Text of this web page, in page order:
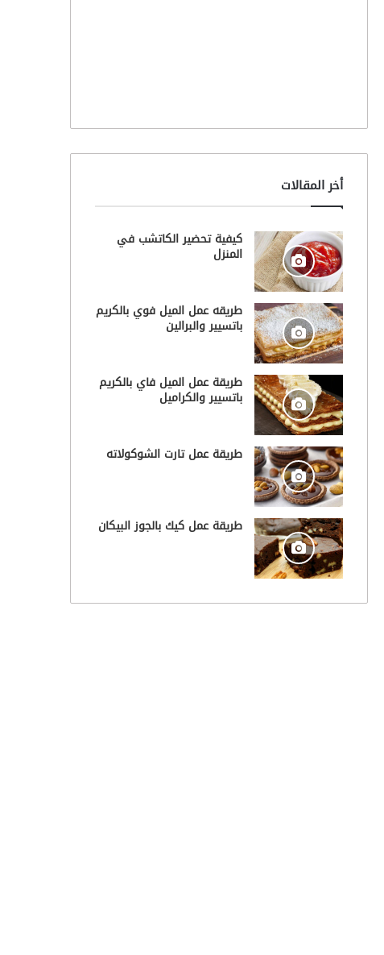
أخر المقالات
كيفية تحضير الكاتشب في
المنزل
طريقه عمل الميل فوي بالكريم
باتسيير والبرالين
طريقة عمل الميل فاي بالكريم
باتسيير والكراميل
طريقة عمل تارت الشوكولاته
طريقة عمل كيك بالجوز البيكان